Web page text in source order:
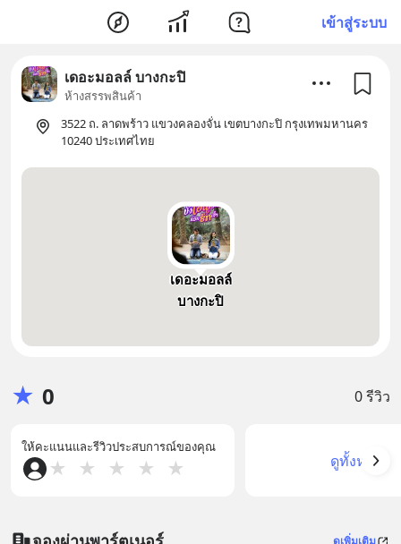
เข้าสู่ระบบ
เดอะมอลล์ บางกะปิ
ห้างสรรพสินค้า
3522 ถ. ลาดพร้าว แขวงคลองจั่น เขตบางกะปิ กรุงเทพมหานคร
10240 ประเทศไทย
เดอะมอลล์
บางกะปิ
★ 0 0 รีวิว
ให้คะแนนและรีวิวประสบการณ์ของคุณ
★ ★ ★ ★ ★ ดูทั้งหมด
ดูเพิ่มเติม